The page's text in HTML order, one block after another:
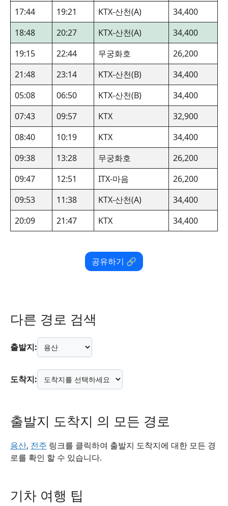
17:44
19:21 KTX-산천(A)
34,400
18:48
20:27 KTX-산천(A)
34,400
19:15
22:44 무궁화호
26,200
21:48
23:14 KTX-산천(B)
34,400
05:08
06:50 KTX-산천(B)
34,400
07:43
09:57 KTX
32,900
08:40
10:19 KTX
34,400
09:38
13:28 무궁화호
26,200
09:47
12:51 ITX-마음
26,200
09:53
11:38 KTX-산천(A)
34,400
20:09
21:47 KTX 34,400
공유하기 🔗
다른 경로 검색
출발지:
도착지:
출발지 도착지 의 모든 경로
용산, 전주 링크를 클릭하여 출발지 도착지에 대한 모든 경
로를 확인 할 수 있습니다.
기차 여행 팁